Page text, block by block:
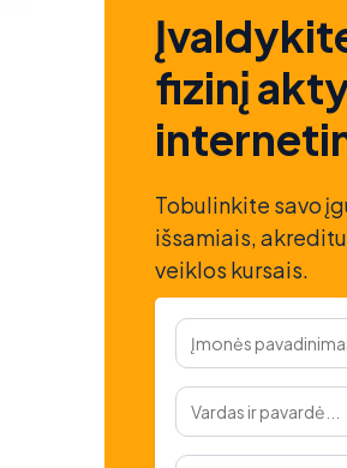
fizinį
Tobulinkite savo
išsamiais,
veiklos kursais.